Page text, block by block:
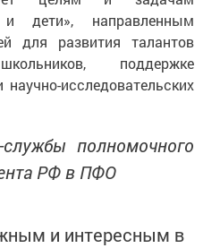
дети», направленным
для развития талантов
поддержке
исследовательских
полномочного
РФ в ПФО
и интересным в